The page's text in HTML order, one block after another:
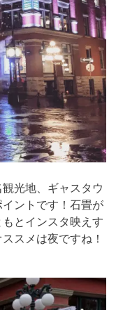
光地、ギャスタウ
ントです！石畳が
とインスタ映えす
スメは夜ですね！